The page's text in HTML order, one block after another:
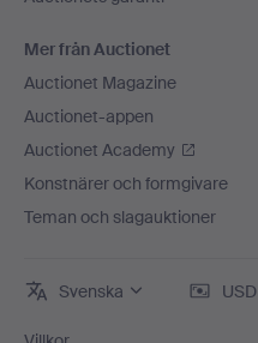
Mer från Auctionet
Auctionet Magazine
Auctionet-appen
Auctionet Academy
Konstnärer och formgivare
Teman och slagauktioner
Svenska USD